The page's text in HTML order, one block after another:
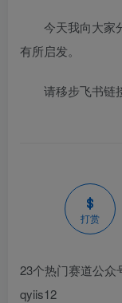
今天我向大家
有所启发。
请移步飞书链
打赏
23个热门赛道公众
qyiis12